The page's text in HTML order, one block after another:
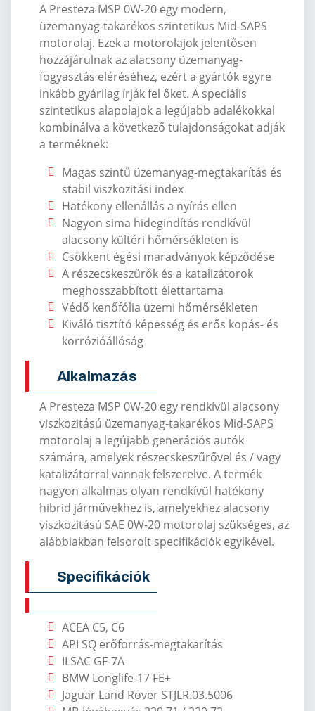
A Presteza MSP 0W-20 egy modern,
üzemanyag-takarékos szintetikus Mid-SAPS
motorolaj. Ezek a motorolajok jelentősen
hozzájárulnak az alacsony üzemanyag-
fogyasztás eléréséhez, ezért a gyártók egyre
inkább gyárilag írják fel őket. A speciális
szintetikus alapolajok a legújabb adalékokkal
kombinálva a következő tulajdonságokat adják
a terméknek:
Magas szintű üzemanyag-megtakarítás és
stabil viszkozitási index
Hatékony ellenállás a nyírás ellen
Nagyon sima hidegindítás rendkívül
alacsony kültéri hőmérsékleten is
Csökkent égési maradványok képződése
A részecskeszűrők és a katalizátorok
meghosszabbított élettartama
Védő kenőfólia üzemi hőmérsékleten
Kiváló tisztító képesség és erős kopás- és
korrózióállóság
Alkalmazás
A Presteza MSP 0W-20 egy rendkívül alacsony
viszkozitású üzemanyag-takarékos Mid-SAPS
motorolaj a legújabb generációs autók
számára, amelyek részecskeszűrővel és / vagy
katalizátorral vannak felszerelve. A termék
nagyon alkalmas olyan rendkívül hatékony
hibrid járművekhez is, amelyekhez alacsony
viszkozitású SAE 0W-20 motorolaj szükséges, az
alábbiakban felsorolt ​​specifikációk egyikével.
Specifikációk
ACEA C5, C6
API SQ erőforrás-megtakarítás
ILSAC GF-7A
BMW Longlife-17 FE+
Jaguar Land Rover STJLR.03.5006